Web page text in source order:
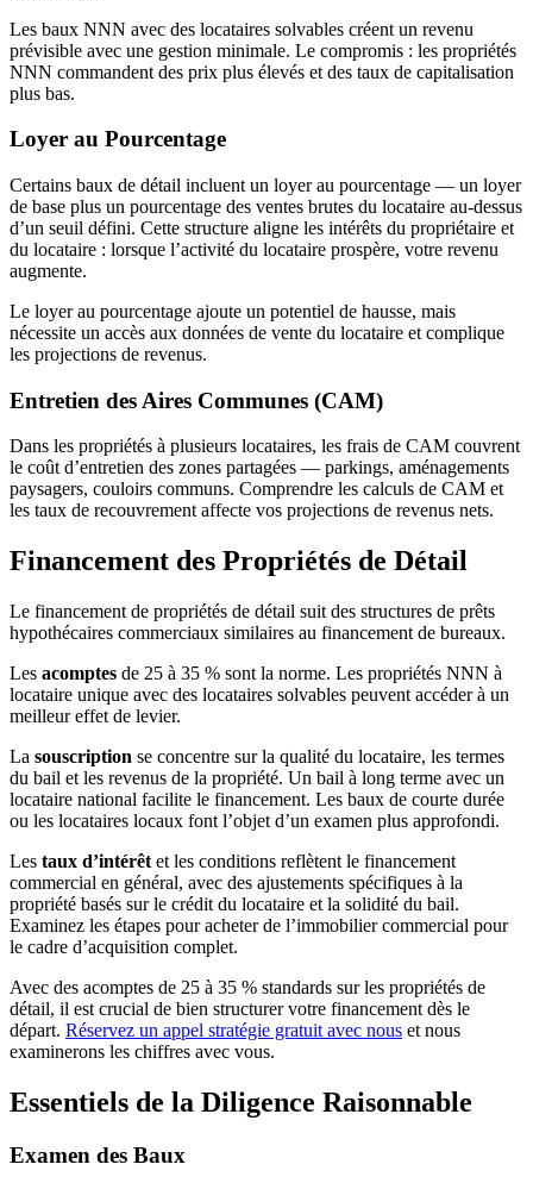
Les baux NNN avec des locataires solvables créent un revenu
prévisible avec une gestion minimale. Le compromis : les propriétés
NNN commandent des prix plus élevés et des taux de capitalisation
plus bas.
Loyer au Pourcentage
Certains baux de détail incluent un loyer au pourcentage — un loyer
de base plus un pourcentage des ventes brutes du locataire au-dessus
d’un seuil défini. Cette structure aligne les intérêts du propriétaire et
du locataire : lorsque l’activité du locataire prospère, votre revenu
augmente.
Le loyer au pourcentage ajoute un potentiel de hausse, mais
nécessite un accès aux données de vente du locataire et complique
les projections de revenus.
Entretien des Aires Communes (CAM)
Dans les propriétés à plusieurs locataires, les frais de CAM couvrent
le coût d’entretien des zones partagées — parkings, aménagements
paysagers, couloirs communs. Comprendre les calculs de CAM et
les taux de recouvrement affecte vos projections de revenus nets.
Financement des Propriétés de Détail
Le financement de propriétés de détail suit des structures de prêts
hypothécaires commerciaux similaires au financement de bureaux.
Les acomptes de 25 à 35 % sont la norme. Les propriétés NNN à
locataire unique avec des locataires solvables peuvent accéder à un
meilleur effet de levier.
La souscription se concentre sur la qualité du locataire, les termes
du bail et les revenus de la propriété. Un bail à long terme avec un
locataire national facilite le financement. Les baux de courte durée
ou les locataires locaux font l’objet d’un examen plus approfondi.
Les taux d’intérêt et les conditions reflètent le financement
commercial en général, avec des ajustements spécifiques à la
propriété basés sur le crédit du locataire et la solidité du bail.
Examinez les étapes pour acheter de l’immobilier commercial pour
le cadre d’acquisition complet.
Avec des acomptes de 25 à 35 % standards sur les propriétés de
détail, il est crucial de bien structurer votre financement dès le
départ. Réservez un appel stratégie gratuit avec nous et nous
examinerons les chiffres avec vous.
Essentiels de la Diligence Raisonnable
Examen des Baux